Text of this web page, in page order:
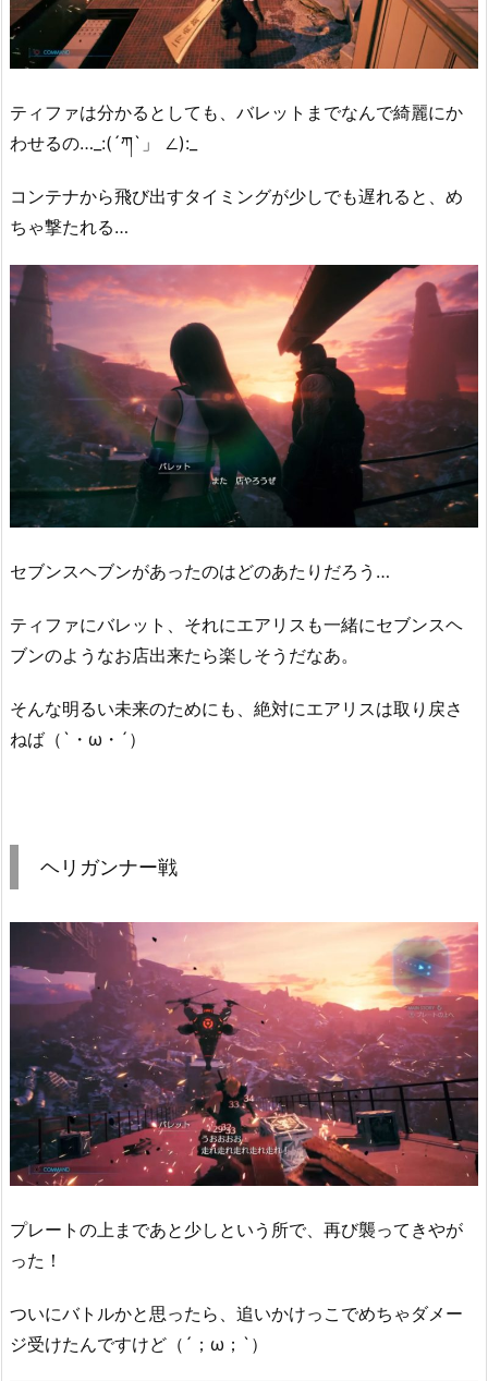
ティファは分かるとしても、バレットまでなんで綺麗にか
わせるの…_:(´ཀ`」 ∠):_
コンテナから飛び出すタイミングが少しでも遅れると、め
ちゃ撃たれる…
セブンスヘブンがあったのはどのあたりだろう…
ティファにバレット、それにエアリスも一緒にセブンスヘ
ブンのようなお店出来たら楽しそうだなあ。
そんな明るい未来のためにも、絶対にエアリスは取り戻さ
ねば（`・ω・´）
ヘリガンナー戦
プレートの上まであと少しという所で、再び襲ってきやが
った！
ついにバトルかと思ったら、追いかけっこでめちゃダメー
ジ受けたんですけど（´；ω；`）